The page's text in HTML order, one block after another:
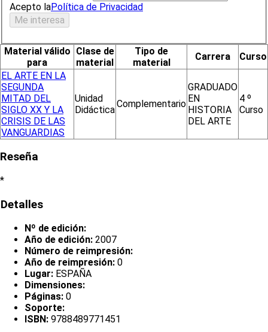
Acepto laPolítica de Privacidad
Material válido
para
Clase de
material
Tipo de
material
Carrera
Curso
EL ARTE EN LA
SEGUNDA
MITAD DEL
SIGLO XX Y LA
CRISIS DE LAS
VANGUARDIAS
Unidad
Didáctica
Complementario
GRADUADO
EN
HISTORIA
DEL ARTE
4 º
Curso
Reseña
*
Detalles
Nº de edición:
Año de edición: 2007
Número de reimpresión:
Año de reimpresión: 0
Lugar: ESPAÑA
Dimensiones:
Páginas: 0
Soporte:
ISBN: 9788489771451